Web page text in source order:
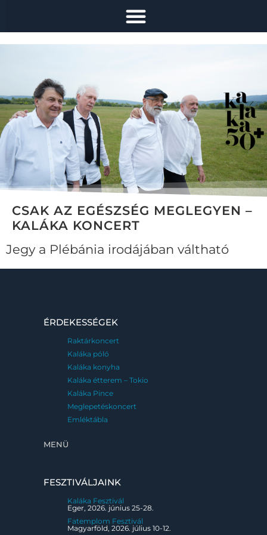
CSAK AZ EGÉSZSÉG MEGLEGYEN –
KALÁKA KONCERT
Jegy a Plébánia irodájában váltható
ÉRDEKESSÉGEK
Raktárkoncert
Kaláka póló
Kaláka konyha
Kaláka étterem – Tokio
Kaláka Pince
Meglepetéskoncert
Emléktábla
MENÜ
FESZTIVÁLJAINK
Kaláka Fesztivál
Eger, 2026. június 25-28.
Fatemplom Fesztivál
Magyarföld, 2026. július 10-12.